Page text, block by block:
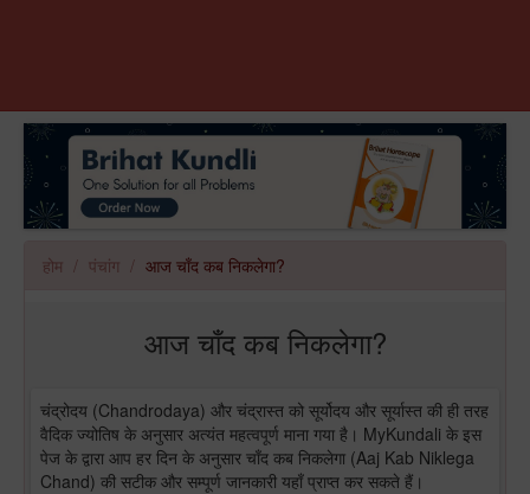
होम पंचांग आज चाँद कब निकलेगा?
आज चाँद कब निकलेगा?
चंद्रोदय (Chandrodaya) और चंद्रास्त को सूर्योदय और सूर्यास्त की ही तरह
वैदिक ज्योतिष के अनुसार अत्यंत महत्वपूर्ण माना गया है। MyKundali के इस
पेज के द्वारा आप हर दिन के अनुसार चाँद कब निकलेगा (Aaj Kab Niklega
Chand) की सटीक और सम्पूर्ण जानकारी यहाँ प्राप्त कर सकते हैं।